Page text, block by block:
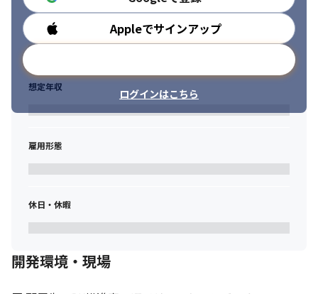
相手の意見を汲み取る力が身につきます。
Appleでサインアップ
ログインはこちら
勤務時間
想定年収
雇用形態
休日・休暇
開発環境・現場